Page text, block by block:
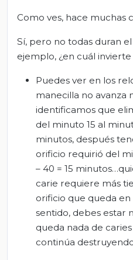
Como ves, hace muchas
Sí, pero no todas duran
ejemplo, ¿en cuál
Puedes ver en los
manecilla no avanza
identificamos que
del minuto 15 al
minutos, después
orificio requirió del
– 40 = 15
carie requiere más
orificio que queda
sentido, debes estar
queda nada de
continúa